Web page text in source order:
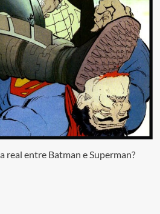
real entre Batman e Superman?